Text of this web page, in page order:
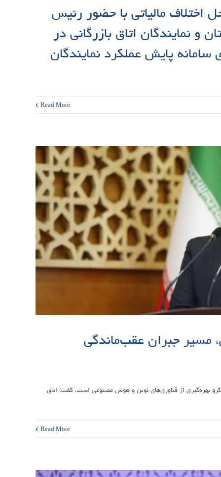
مالیاتی با حضور رئیس
و نمایندگان اتاق بازرگانی در
سامانه پایش عملکرد نمایندگان
Read More
مسیر جبران عقب‌ماندگی
گرو بهره‌گیری از فناوری‌های نوین و هوش مصنوعی است، گفت: اتاق
Read More